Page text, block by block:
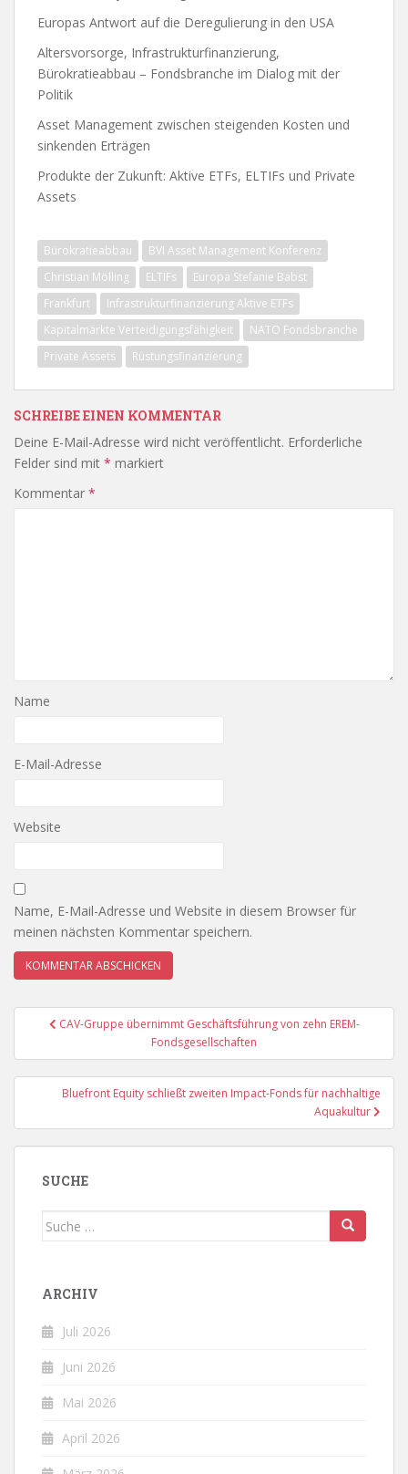
Europas Antwort auf die Deregulierung in den USA
Altersvorsorge, Infrastrukturfinanzierung,
Bürokratieabbau – Fondsbranche im Dialog mit der
Politik
Asset Management zwischen steigenden Kosten und
sinkenden Erträgen
Produkte der Zukunft: Aktive ETFs, ELTIFs und Private
Assets
Bürokratieabbau
BVI Asset Management Konferenz
Christian Mölling
ELTIFs
Europa Stefanie Babst
Frankfurt
Infrastrukturfinanzierung Aktive ETFs
Kapitalmärkte Verteidigungsfähigkeit
NATO Fondsbranche
Private Assets
Rüstungsfinanzierung
SCHREIBE EINEN KOMMENTAR
Deine E-Mail-Adresse wird nicht veröffentlicht. Erforderliche
Felder sind mit * markiert
Kommentar *
Name
E-Mail-Adresse
Website
Name, E-Mail-Adresse und Website in diesem Browser für
meinen nächsten Kommentar speichern.
Beitragsnavigation
CAV-Gruppe übernimmt Geschäftsführung von zehn EREM-
Fondsgesellschaften
Bluefront Equity schließt zweiten Impact-Fonds für nachhaltige
Aquakultur
SUCHE
Suche
ARCHIV
Juli 2026
Juni 2026
Mai 2026
April 2026